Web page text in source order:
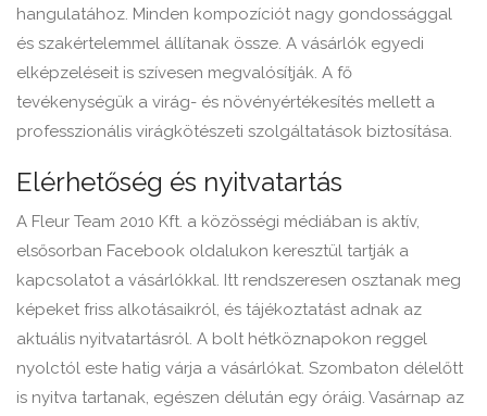
hangulatához. Minden kompozíciót nagy gondossággal
és szakértelemmel állítanak össze. A vásárlók egyedi
elképzeléseit is szívesen megvalósítják. A fő
tevékenységük a virág- és növényértékesítés mellett a
professzionális virágkötészeti szolgáltatások biztosítása.
Elérhetőség és nyitvatartás
A Fleur Team 2010 Kft. a közösségi médiában is aktív,
elsősorban Facebook oldalukon keresztül tartják a
kapcsolatot a vásárlókkal. Itt rendszeresen osztanak meg
képeket friss alkotásaikról, és tájékoztatást adnak az
aktuális nyitvatartásról. A bolt hétköznapokon reggel
nyolctól este hatig várja a vásárlókat. Szombaton délelőtt
is nyitva tartanak, egészen délután egy óráig. Vasárnap az